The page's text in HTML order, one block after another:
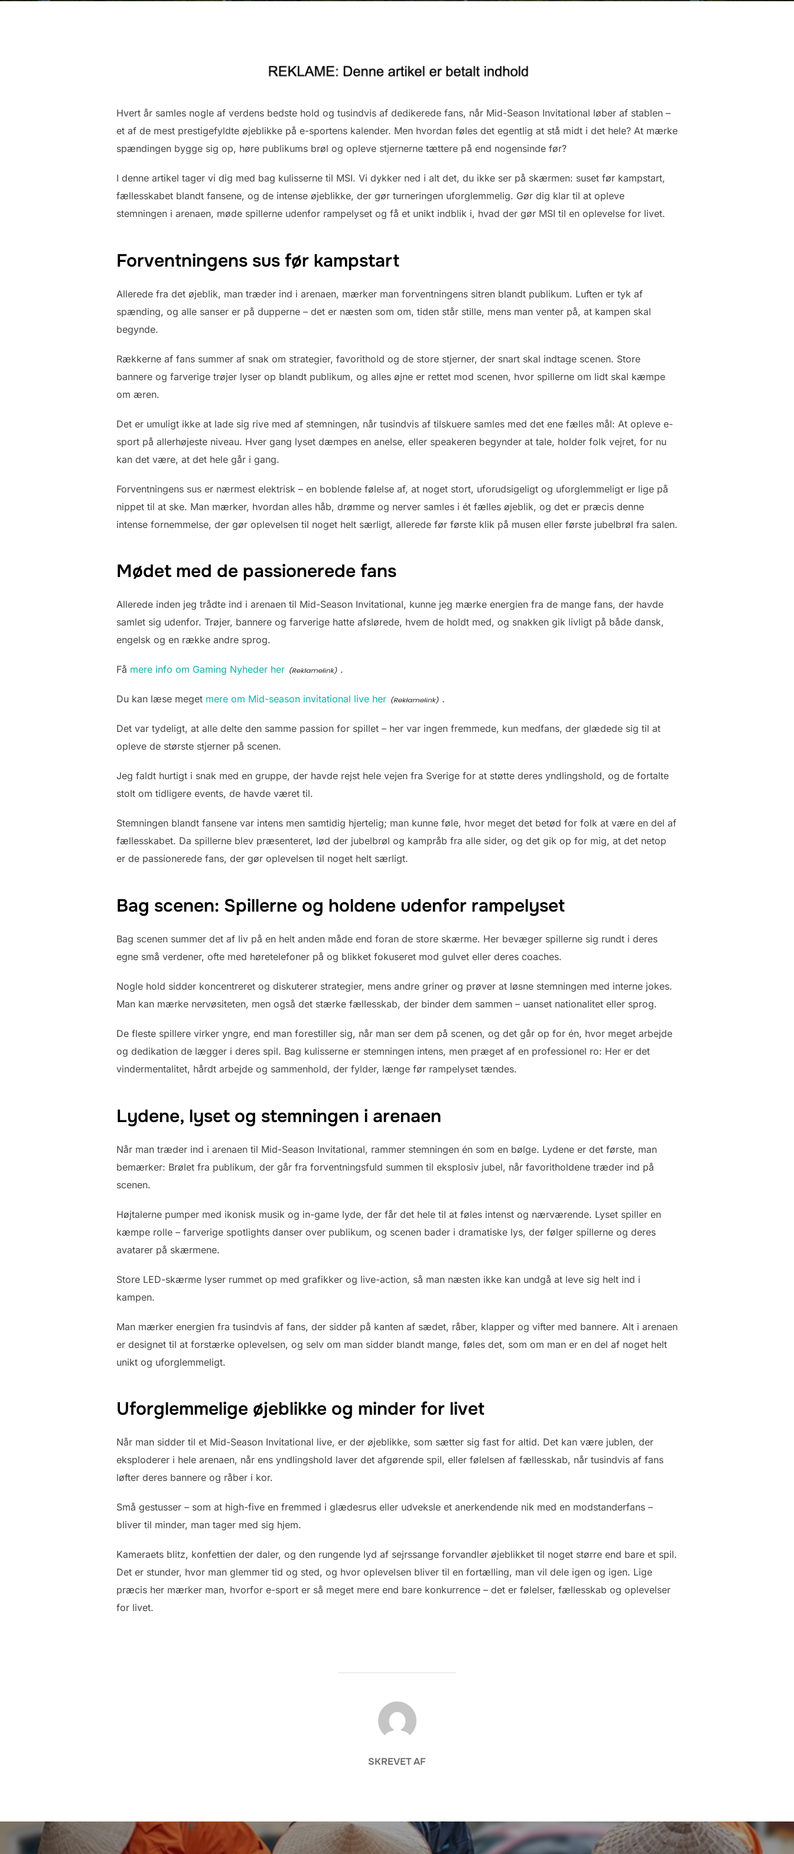
Hvert år samles nogle af verdens bedste hold og tusindvis af dedikerede fans, når Mid-Season Invitational løber af stablen –
et af de mest prestigefyldte øjeblikke på e-sportens kalender. Men hvordan føles det egentlig at stå midt i det hele? At mærke
spændingen bygge sig op, høre publikums brøl og opleve stjernerne tættere på end nogensinde før?
I denne artikel tager vi dig med bag kulisserne til MSI. Vi dykker ned i alt det, du ikke ser på skærmen: suset før kampstart,
fællesskabet blandt fansene, og de intense øjeblikke, der gør turneringen uforglemmelig. Gør dig klar til at opleve
stemningen i arenaen, møde spillerne udenfor rampelyset og få et unikt indblik i, hvad der gør MSI til en oplevelse for livet.
Forventningens sus før kampstart
Allerede fra det øjeblik, man træder ind i arenaen, mærker man forventningens sitren blandt publikum. Luften er tyk af
spænding, og alle sanser er på dupperne – det er næsten som om, tiden står stille, mens man venter på, at kampen skal
begynde.
Rækkerne af fans summer af snak om strategier, favorithold og de store stjerner, der snart skal indtage scenen. Store
bannere og farverige trøjer lyser op blandt publikum, og alles øjne er rettet mod scenen, hvor spillerne om lidt skal kæmpe
om æren.
Det er umuligt ikke at lade sig rive med af stemningen, når tusindvis af tilskuere samles med det ene fælles mål: At opleve e-
sport på allerhøjeste niveau. Hver gang lyset dæmpes en anelse, eller speakeren begynder at tale, holder folk vejret, for nu
kan det være, at det hele går i gang.
Forventningens sus er nærmest elektrisk – en boblende følelse af, at noget stort, uforudsigeligt og uforglemmeligt er lige på
nippet til at ske. Man mærker, hvordan alles håb, drømme og nerver samles i ét fælles øjeblik, og det er præcis denne
intense fornemmelse, der gør oplevelsen til noget helt særligt, allerede før første klik på musen eller første jubelbrøl fra salen.
Mødet med de passionerede fans
Allerede inden jeg trådte ind i arenaen til Mid-Season Invitational, kunne jeg mærke energien fra de mange fans, der havde
samlet sig udenfor. Trøjer, bannere og farverige hatte afslørede, hvem de holdt med, og snakken gik livligt på både dansk,
engelsk og en række andre sprog.
Få mere info om Gaming Nyheder her .
Du kan læse meget mere om Mid-season invitational live her .
Det var tydeligt, at alle delte den samme passion for spillet – her var ingen fremmede, kun medfans, der glædede sig til at
opleve de største stjerner på scenen.
Jeg faldt hurtigt i snak med en gruppe, der havde rejst hele vejen fra Sverige for at støtte deres yndlingshold, og de fortalte
stolt om tidligere events, de havde været til.
Stemningen blandt fansene var intens men samtidig hjertelig; man kunne føle, hvor meget det betød for folk at være en del af
fællesskabet. Da spillerne blev præsenteret, lød der jubelbrøl og kampråb fra alle sider, og det gik op for mig, at det netop
er de passionerede fans, der gør oplevelsen til noget helt særligt.
Bag scenen: Spillerne og holdene udenfor rampelyset
Bag scenen summer det af liv på en helt anden måde end foran de store skærme. Her bevæger spillerne sig rundt i deres
egne små verdener, ofte med høretelefoner på og blikket fokuseret mod gulvet eller deres coaches.
Nogle hold sidder koncentreret og diskuterer strategier, mens andre griner og prøver at løsne stemningen med interne jokes.
Man kan mærke nervøsiteten, men også det stærke fællesskab, der binder dem sammen – uanset nationalitet eller sprog.
De fleste spillere virker yngre, end man forestiller sig, når man ser dem på scenen, og det går op for én, hvor meget arbejde
og dedikation de lægger i deres spil. Bag kulisserne er stemningen intens, men præget af en professionel ro: Her er det
vindermentalitet, hårdt arbejde og sammenhold, der fylder, længe før rampelyset tændes.
Lydene, lyset og stemningen i arenaen
Når man træder ind i arenaen til Mid-Season Invitational, rammer stemningen én som en bølge. Lydene er det første, man
bemærker: Brølet fra publikum, der går fra forventningsfuld summen til eksplosiv jubel, når favoritholdene træder ind på
scenen.
Højtalerne pumper med ikonisk musik og in-game lyde, der får det hele til at føles intenst og nærværende. Lyset spiller en
kæmpe rolle – farverige spotlights danser over publikum, og scenen bader i dramatiske lys, der følger spillerne og deres
avatarer på skærmene.
Store LED-skærme lyser rummet op med grafikker og live-action, så man næsten ikke kan undgå at leve sig helt ind i
kampen.
Man mærker energien fra tusindvis af fans, der sidder på kanten af sædet, råber, klapper og vifter med bannere. Alt i arenaen
er designet til at forstærke oplevelsen, og selv om man sidder blandt mange, føles det, som om man er en del af noget helt
unikt og uforglemmeligt.
Uforglemmelige øjeblikke og minder for livet
Når man sidder til et Mid-Season Invitational live, er der øjeblikke, som sætter sig fast for altid. Det kan være jublen, der
eksploderer i hele arenaen, når ens yndlingshold laver det afgørende spil, eller følelsen af fællesskab, når tusindvis af fans
løfter deres bannere og råber i kor.
Små gestusser – som at high-five en fremmed i glædesrus eller udveksle et anerkendende nik med en modstanderfans –
bliver til minder, man tager med sig hjem.
Kameraets blitz, konfettien der daler, og den rungende lyd af sejrssange forvandler øjeblikket til noget større end bare et spil.
Det er stunder, hvor man glemmer tid og sted, og hvor oplevelsen bliver til en fortælling, man vil dele igen og igen. Lige
præcis her mærker man, hvorfor e-sport er så meget mere end bare konkurrence – det er følelser, fællesskab og oplevelser
for livet.
FORFATTER
SKREVET AF
Indlægsnavigation